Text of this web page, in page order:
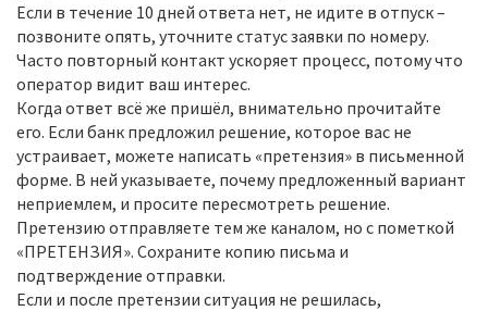
Если в течение 10 дней ответа нет, не идите в отпуск –
позвоните опять, уточните статус заявки по номеру.
Часто повторный контакт ускоряет процесс, потому что
оператор видит ваш интерес.
Когда ответ всё же пришёл, внимательно прочитайте
его. Если банк предложил решение, которое вас не
устраивает, можете написать «претензия» в письменной
форме. В ней указываете, почему предложенный вариант
неприемлем, и просите пересмотреть решение.
Претензию отправляете тем же каналом, но с пометкой
«ПРЕТЕНЗИЯ». Сохраните копию письма и
подтверждение отправки.
Если и после претензии ситуация не решилась,